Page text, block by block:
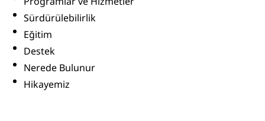
Sürdürülebilirlik
Eğitim
Destek
Nerede Bulunur
Hikayemiz